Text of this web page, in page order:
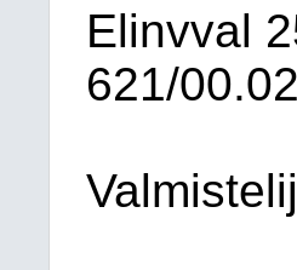
Elinvval
621/